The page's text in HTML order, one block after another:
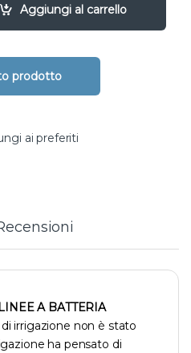
con programmatore
Aggiungi al carrello
ai preferiti
A BATTERIA
irrigazione non è stato
ha pensato di